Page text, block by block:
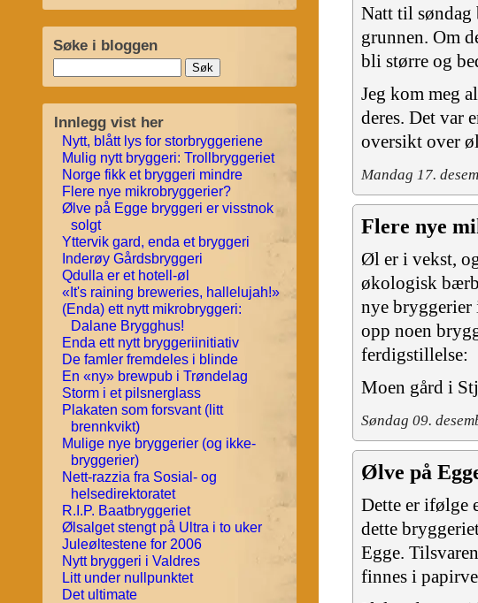
Søke i bloggen
Innlegg vist her
Nytt, blått lys for storbryggeriene
Mulig nytt bryggeri: Trollbryggeriet
Norge fikk et bryggeri mindre
Flere nye mikrobryggerier?
Ølve på Egge bryggeri er visstnok
solgt
Yttervik gard, enda et bryggeri
Inderøy Gårdsbryggeri
Qdulla er et hotell-øl
«It's raining breweries, hallelujah!»
(Enda) ett nytt mikrobryggeri:
Dalane Brygghus!
Enda ett nytt bryggeriinitiativ
De famler fremdeles i blinde
En «ny» brewpub i Trøndelag
Storm i et pilsnerglass
Plakaten som forsvant (litt
brennkvikt)
Mulige nye bryggerier (og ikke-
bryggerier)
Nett-razzia fra Sosial- og
helsedirektoratet
R.I.P. Baatbryggeriet
Ølsalget stengt på Ultra i to uker
Juleøltestene for 2006
Nytt bryggeri i Valdres
Litt under nullpunktet
Det ultimate
Natt til søndag
grunnen. Om
bli større og
Jeg kom meg
deres. Det var
oversikt over
Mandag 17.
Flere nye
Øl er i vekst,
økologisk
nye bryggerier
opp noen
ferdigstillelse:
Moen gård i
Søndag 09.
Ølve på
Dette er ifølge
dette
Egge.
finnes i